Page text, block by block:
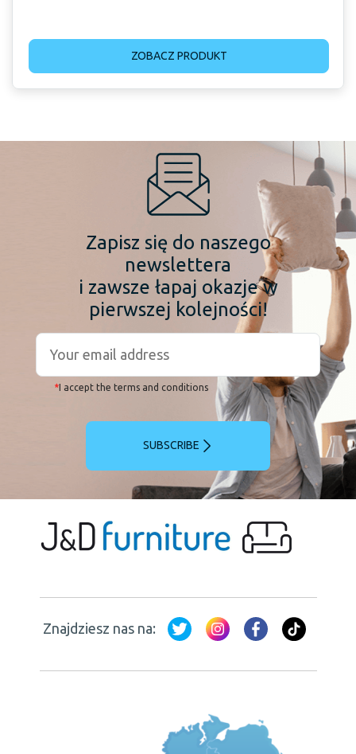
ZOBACZ PRODUKT
Zapisz się do naszego
newslettera
i zawsze łapaj okazje w
pierwszej kolejności!
* I accept the terms and conditions
SUBSCRIBE
Znajdziesz nas na: